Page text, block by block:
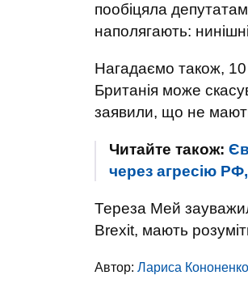
пообіцяла
наполягають:
Нагадаємо також, 10
Британія може
заявили, що не
Читайте також:
через агресію
Тереза Мей
Brexit, мають
Автор: Лариса Кононенко